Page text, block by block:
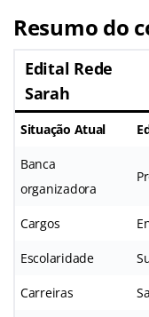
Resumo do
Edital Rede
Sarah
Situação Atual
Banca
organizadora
Cargos
Escolaridade
Carreiras